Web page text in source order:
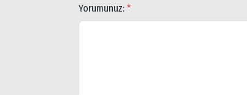
Yorumunuz: *